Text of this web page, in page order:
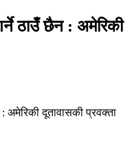
ठाउँ छैन : अमेरिकी